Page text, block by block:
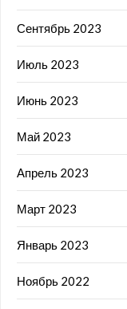
Сентябрь 2023
Июль 2023
Июнь 2023
Май 2023
Апрель 2023
Март 2023
Январь 2023
Ноябрь 2022